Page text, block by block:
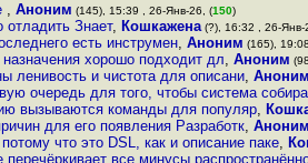
, Аноним (145), 15:39 , 26-Янв-26, (150)
Знает, Кошкажена (?), 16:32 , 26-Янв-
есть инструмен, Аноним (165),
хорошо подходит дл, Аноним
ленивость и чистота для описани, Аноним
очередь для того, чтобы система собира
вызываются команды для популяр,
для его появления Разработк, Аноним
что это DSL, как и описание паке,
все минусы